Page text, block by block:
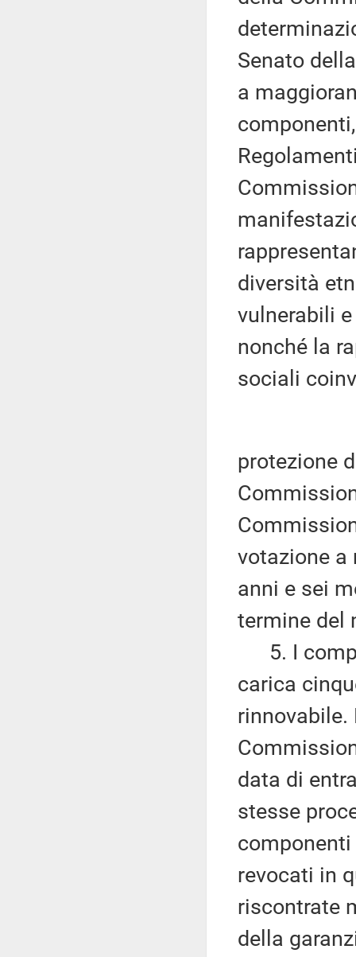
Senato
a
diversità
vulnerabili
nonché la
sociali
protezione
votazione a
anni e sei
termine del
5. I
carica
data di
stesse
revocati in
riscontrate
della